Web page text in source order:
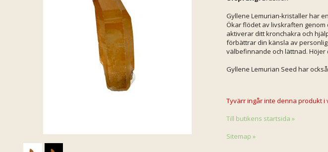
Gyllene Lemurian-kristaller har
Ökar flödet av livskraften genom
aktiverar ditt kronchakra och
förbättrar din känsla av
välbefinnande och lättnad.
Gyllene Lemurian Seed har
Tyvärr ingår inte denna produkt
Till butikens startsida »
Sitemap »